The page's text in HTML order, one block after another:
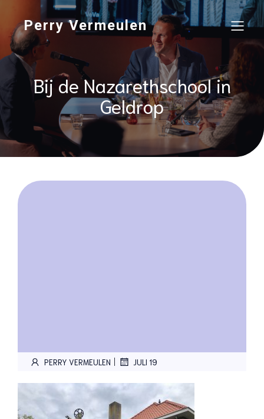
Perry Vermeulen
Bij de Nazarethschool in
Geldrop
PERRY VERMEULEN | JULI 19